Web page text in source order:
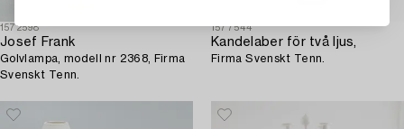
1572598
Josef Frank
Golvlampa, modell nr 2368, Firma
Svenskt Tenn.
1577544
Kandelaber för två ljus,
Firma Svenskt Tenn.